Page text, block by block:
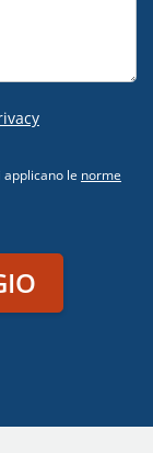
applicano le norme